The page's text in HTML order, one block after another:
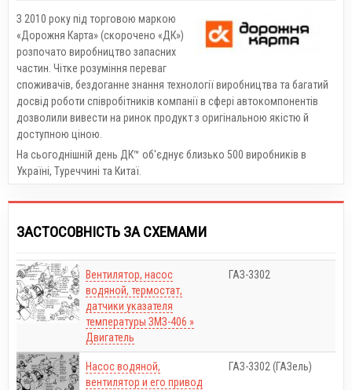
З 2010 року під торговою маркою
«Дорожня Карта» (скорочено «ДК»)
розпочато виробництво запасних
частин. Чітке розуміння переваг
споживачів, бездоганне знання технології виробництва та багатий
досвід роботи співробітників компанії в сфері автокомпонентів
дозволили вивести на ринок продукт з оригінальною якістю й
доступною ціною.
На сьогоднішній день ДК™ об'єднує близько 500 виробників в
Україні, Туреччині та Китаї.
ЗАСТОСОВНІСТЬ ЗА СХЕМАМИ
Вентилятор, насос
водяной, термостат,
датчики указателя
температуры ЗМЗ-406 »
Двигатель
ГАЗ-3302
Насос водяной,
вентилятор и его привод
ГАЗ-3302 (ГАЗель)